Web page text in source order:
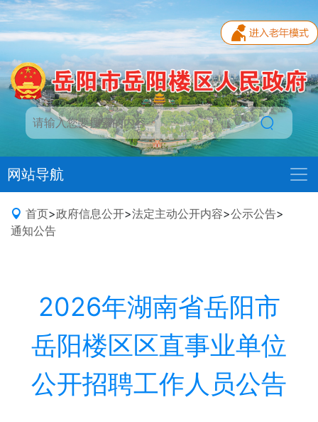
网站导航
首页>政府信息公开>法定主动公开内容>公示公告>
通知公告
2026年湖南省岳阳市
岳阳楼区区直事业单位
公开招聘工作人员公告